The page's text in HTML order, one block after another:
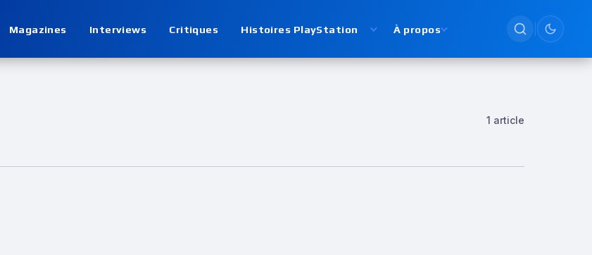
Magazines Interviews Critiques Histoires PlayStation À propos Passer
1 article